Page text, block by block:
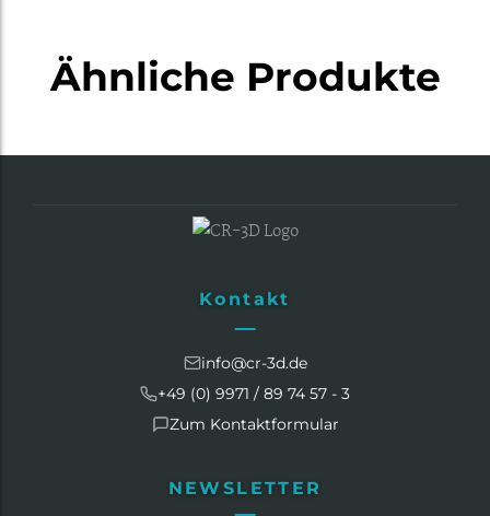
Ähnliche Produkte
Kontakt
info@cr-3d.de
+49 (0) 9971 / 89 74 57 - 3
Zum Kontaktformular
NEWSLETTER